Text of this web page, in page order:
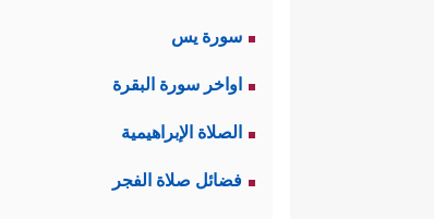
سورة يس
اواخر سورة البقرة
الصلاة الإبراهيمية
فضائل صلاة الفجر